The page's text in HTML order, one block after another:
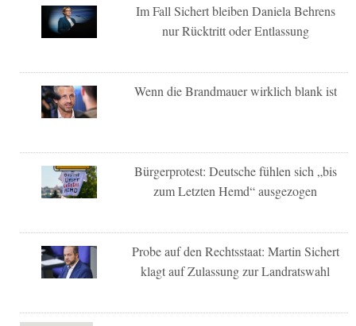
Im Fall Sichert bleiben Daniela Behrens
nur Rücktritt oder Entlassung
Wenn die Brandmauer wirklich blank ist
Bürgerprotest: Deutsche fühlen sich „bis
zum Letzten Hemd“ ausgezogen
Probe auf den Rechtsstaat: Martin Sichert
klagt auf Zulassung zur Landratswahl